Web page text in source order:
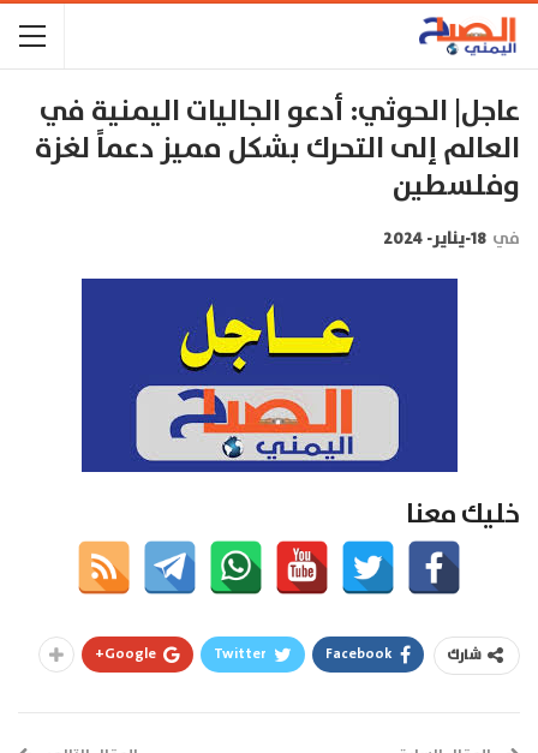
عاجل| الحوثي: أدعو الجاليات اليمنية في
العالم إلى التحرك بشكل مميز دعماً لغزة
وفلسطين
في 18-يناير- 2024
خليك معنا
شارك Facebook
Twitter
Google+